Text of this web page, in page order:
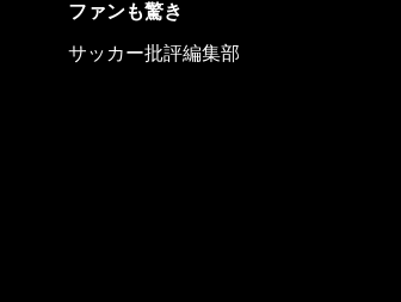
ファンも驚き
サッカー批評編集部